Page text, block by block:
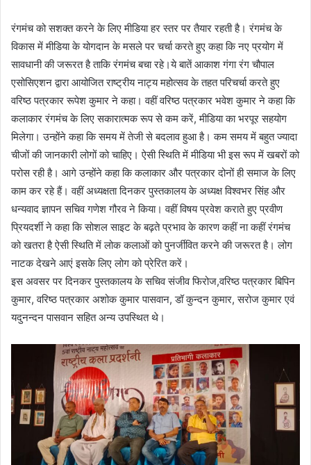
रंगमंच को सशक्त करने के लिए मीडिया हर स्तर पर तैयार रहती है। रंगमंच के
विकास में मीडिया के योगदान के मसले पर चर्चा करते हुए कहा कि नए प्रयोग में
सावधानी की जरूरत है ताकि रंगमंच बचा रहे।ये बातें आकाश गंगा रंग चौपाल
एसोसिएशन द्वारा आयोजित राष्ट्रीय नाट्य महोत्सव के तहत परिचर्चा करते हुए
वरिष्ठ पत्रकार रूपेश कुमार ने कहा। वहीं वरिष्ठ पत्रकार भवेश कुमार ने कहा कि
कलाकार रंगमंच के लिए सकारात्मक रूप से कम करें, मीडिया का भरपूर सहयोग
मिलेगा। उन्होंने कहा कि समय में तेजी से बदलाव हुआ है। कम समय में बहुत ज्यादा
चीजों की जानकारी लोगों को चाहिए। ऐसी स्थिति में मीडिया भी इस रूप में खबरों को
परोस रही है। आगे उन्होंने कहा कि कलाकार और पत्रकार दोनों ही समाज के लिए
काम कर रहे हैं। वहीं अध्यक्षता दिनकर पुस्तकालय के अध्यक्ष विश्वभर सिंह और
धन्यवाद ज्ञापन सचिव गणेश गौरव ने किया। वहीं विषय प्रवेश कराते हुए प्रवीण
प्रियदर्शी ने कहा कि सोशल साइट के बढ़ते प्रभाव के कारण कहीं ना कहीं रंगमंच
को खतरा है ऐसी स्थिति में लोक कलाओं को पुनर्जीवित करने की जरूरत है। लोग
नाटक देखने आएं इसके लिए लोग को प्रेरित करें।
इस अवसर पर दिनकर पुस्तकालय के सचिव संजीव फिरोज,वरिष्ठ पत्रकार बिपिन
कुमार, वरिष्ठ पत्रकार अशोक कुमार पासवान, डॉ कुन्दन कुमार, सरोज कुमार एवं
यदुनन्दन पासवान सहित अन्य उपस्थित थे।